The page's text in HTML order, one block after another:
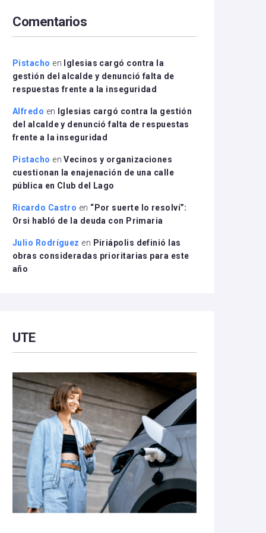
disminuir
el
Comentarios
Pistacho en
Iglesias cargó contra la
gestión del alcalde y denunció falta de
respuestas frente a la inseguridad
Alfredo en
Iglesias cargó contra la gestión
del alcalde y denunció falta de respuestas
frente a la inseguridad
Pistacho enVecinos y organizaciones
cuestionan la enajenación de una calle
pública en Club del Lago
Ricardo Castro en “Por suerte lo resolví”:
Orsi habló de la deuda con Primaria
Julio Rodríguez en Piriápolis definió las
obras consideradas prioritarias para este
año
UTE